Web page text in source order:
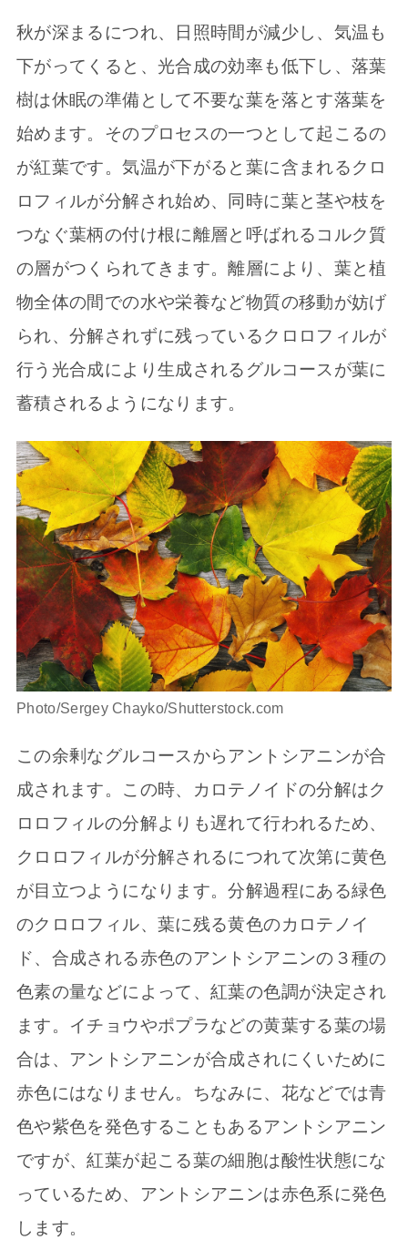
秋が深まるにつれ、日照時間が減少し、気温も
下がってくると、光合成の効率も低下し、落葉
樹は休眠の準備として不要な葉を落とす落葉を
始めます。そのプロセスの一つとして起こるの
が紅葉です。気温が下がると葉に含まれるクロ
ロフィルが分解され始め、同時に葉と茎や枝を
つなぐ葉柄の付け根に離層と呼ばれるコルク質
の層がつくられてきます。離層により、葉と植
物全体の間での水や栄養など物質の移動が妨げ
られ、分解されずに残っているクロロフィルが
行う光合成により生成されるグルコースが葉に
蓄積されるようになります。
Photo/Sergey Chayko/Shutterstock.com
この余剰なグルコースからアントシアニンが合
成されます。この時、カロテノイドの分解はク
ロロフィルの分解よりも遅れて行われるため、
クロロフィルが分解されるにつれて次第に黄色
が目立つようになります。分解過程にある緑色
のクロロフィル、葉に残る黄色のカロテノイ
ド、合成される赤色のアントシアニンの３種の
色素の量などによって、紅葉の色調が決定され
ます。イチョウやポプラなどの黄葉する葉の場
合は、アントシアニンが合成されにくいために
赤色にはなりません。ちなみに、花などでは青
色や紫色を発色することもあるアントシアニン
ですが、紅葉が起こる葉の細胞は酸性状態にな
っているため、アントシアニンは赤色系に発色
します。